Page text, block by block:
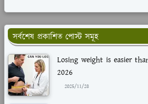
সর্বশেষ প্রকাশিত পোস্ট সমূহ
Losing weight is easier
2026
2025/11/28